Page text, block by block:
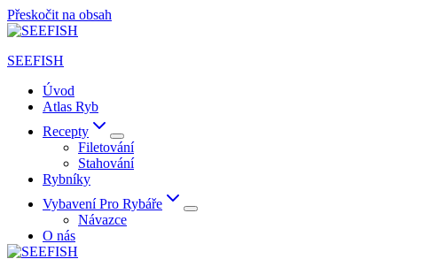
Přeskočit na obsah
SEEFISH
Úvod
Atlas Ryb
Recepty
Filetování
Stahování
Rybníky
Vybavení Pro Rybáře
Návazce
O nás